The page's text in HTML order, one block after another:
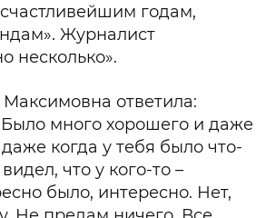
годам,
Журналист
несколько».
ответила:
Было много хорошего и даже
когда у тебя было что-
что у кого-то –
было, интересно. Нет,